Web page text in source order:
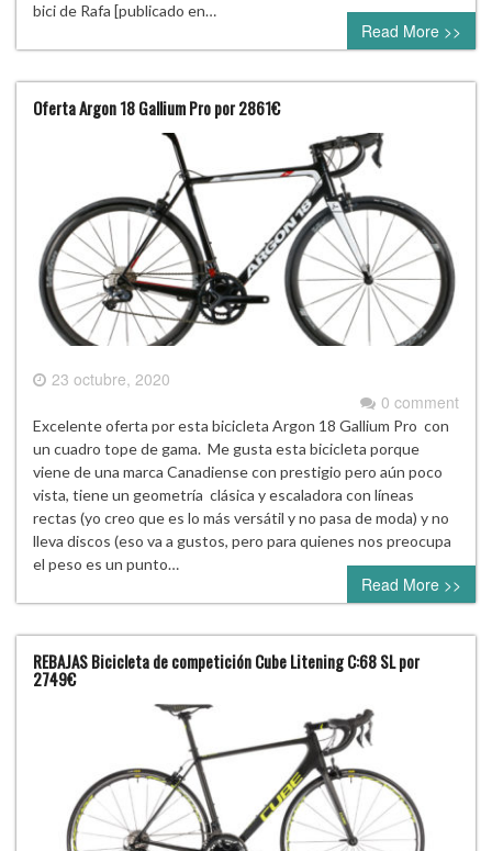
bici de Rafa [publicado en…
Read More >>
Oferta Argon 18 Gallium Pro por 2861€
23 octubre, 2020
0 comment
Excelente oferta por esta bicicleta Argon 18 Gallium Pro con
un cuadro tope de gama. Me gusta esta bicicleta porque
viene de una marca Canadiense con prestigio pero aún poco
vista, tiene un geometría clásica y escaladora con líneas
rectas (yo creo que es lo más versátil y no pasa de moda) y no
lleva discos (eso va a gustos, pero para quienes nos preocupa
el peso es un punto…
Read More >>
REBAJAS Bicicleta de competición Cube Litening C:68 SL por
2749€